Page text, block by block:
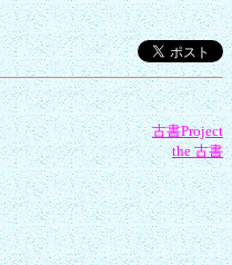
古書Project
the 古書